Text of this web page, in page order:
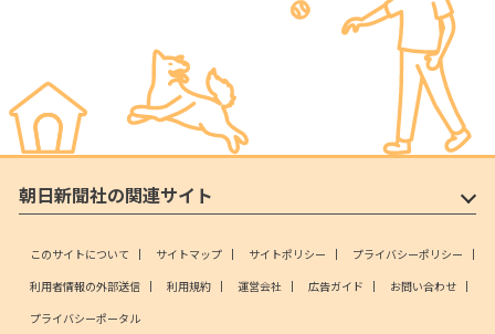
朝日新聞社の関連サイト
このサイトについて サイトマップ サイトポリシー
プライバシーポリシー
利用者情報の外部送信
利用規約 運営会社 広告ガイド
お問い合わせ
プライバシーポータル